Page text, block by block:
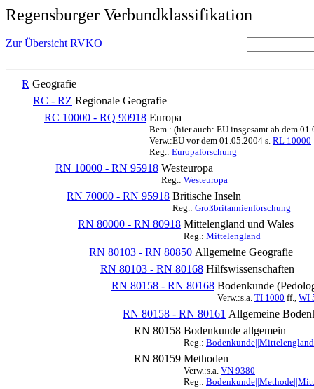
Regensburger Verbundklassifikation
Zur Übersicht RVKO
R Geografie
RC - RZ Regionale Geografie
RC 10000 - RQ 90918 Europa
Bem.: (hier auch: EU insgesamt ab dem
Verw.:EU vor dem 01.05.2004 s. RL 10000
Reg.: Europaforschung
RN 10000 - RN 95918 Westeuropa
Reg.: Westeuropa
RN 70000 - RN 95918 Britische Inseln
Reg.: Großbritannienforschung
RN 80000 - RN 80918 Mittelengland und Wales
Reg.: Mittelengland
RN 80103 - RN 80850 Allgemeine Geografie
RN 80103 - RN 80168 Hilfswissenschaften
RN 80158 - RN 80168 Bodenkunde
Verw.:s.a. TI 1000 ff., WI
RN 80158 - RN 80161 Allgemeine
RN 80158 Bodenkunde allgemein
Reg.: Bodenkunde||Mittelengland
RN 80159 Methoden
Verw.:s.a. VN 9380
Reg.: